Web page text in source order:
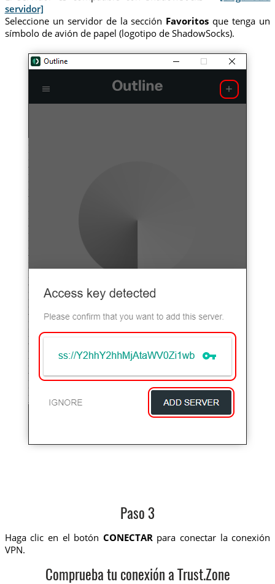
servidor]
Seleccione un servidor de la sección Favoritos que tenga un
símbolo de avión de papel (logotipo de ShadowSocks).
Paso 3
Haga clic en el botón CONECTAR para conectar la conexión
VPN.
Comprueba tu conexión a Trust.Zone